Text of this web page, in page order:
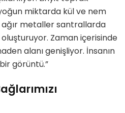
miktarda kül ve nem
ağır metaller santrallarda
Zaman içerisinde
alanı genişliyor. İnsanın
bir görüntü.”